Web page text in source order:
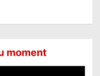
moment